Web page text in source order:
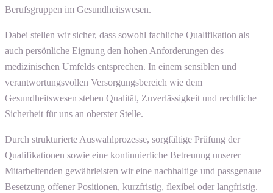
Berufsgruppen im Gesundheitswesen.
Dabei stellen wir sicher, dass sowohl fachliche Qualifikation als
auch persönliche Eignung den hohen Anforderungen des
medizinischen Umfelds entsprechen. In einem sensiblen und
verantwortungsvollen Versorgungsbereich wie dem
Gesundheitswesen stehen Qualität, Zuverlässigkeit und rechtliche
Sicherheit für uns an oberster Stelle.
Durch strukturierte Auswahlprozesse, sorgfältige Prüfung der
Qualifikationen sowie eine kontinuierliche Betreuung unserer
Mitarbeitenden gewährleisten wir eine nachhaltige und passgenaue
Besetzung offener Positionen, kurzfristig, flexibel oder langfristig.